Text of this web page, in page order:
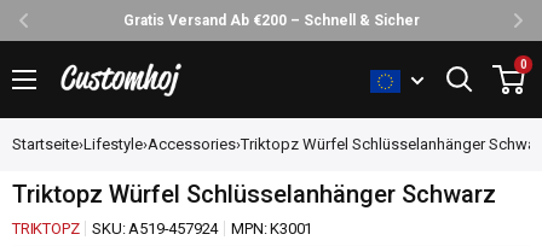
Gratis Versand Ab €200 – Schnell & Sicher
zum
Inhalt
Customhoj
0
Startseite›Lifestyle›Accessories›Triktopz Würfel Schlüsselanhänger
Triktopz Würfel Schlüsselanhänger Schwarz
TRIKTOPZ SKU:A519-457924 MPN:K3001